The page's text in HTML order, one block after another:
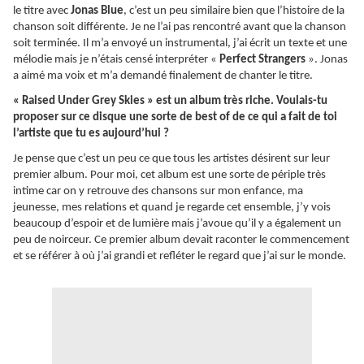
le titre avec Jonas Blue, c’est un peu similaire bien que l’histoire de la
chanson soit différente. Je ne l’ai pas rencontré avant que la chanson
soit terminée. Il m’a envoyé un instrumental, j’ai écrit un texte et une
mélodie mais je n’étais censé interpréter « Perfect Strangers ». Jonas
a aimé ma voix et m’a demandé finalement de chanter le titre.
« Raised Under Grey Skies » est un album très riche. Voulais-tu
proposer sur ce disque une sorte de best of de ce qui a fait de toi
l’artiste que tu es aujourd’hui ?
Je pense que c’est un peu ce que tous les artistes désirent sur leur
premier album. Pour moi, cet album est une sorte de périple très
intime car on y retrouve des chansons sur mon enfance, ma
jeunesse, mes relations et quand je regarde cet ensemble, j’y vois
beaucoup d’espoir et de lumière mais j’avoue qu’il y a également un
peu de noirceur. Ce premier album devait raconter le commencement
et se référer à où j’ai grandi et refléter le regard que j’ai sur le monde.